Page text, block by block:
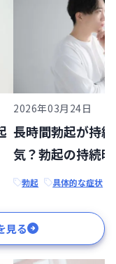
2026年03月24日
長時間勃起が持
気？勃起の持続
勃起 具体的な症状
見る